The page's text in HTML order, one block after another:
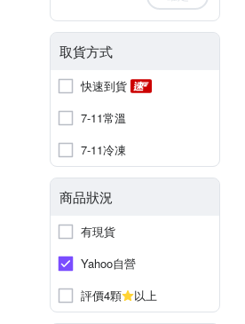
取貨方式
快速到貨
7-11常溫
7-11冷凍
商品狀況
有現貨
Yahoo自營
評價4顆
以上